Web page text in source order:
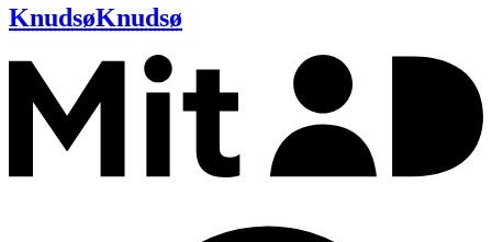
KnudsøKnudsø